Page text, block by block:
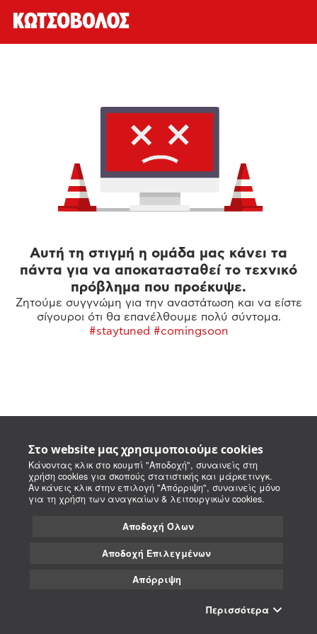
Στο website μας χρησιμοποιούμε cookies
Κάνοντας κλικ στο κουμπί "Αποδοχή", συναινείς στη
χρήση cookies για σκοπούς στατιστικής και μάρκετινγκ.
Αν κάνεις κλικ στην επιλογή "Απόρριψη", συναινείς μόνο
για τη χρήση των αναγκαίων & λειτουργικών cookies.
Αποδοχή Όλων
Αποδοχή Επιλεγμένων
Απόρριψη
Περισσότερα
Αυτή τη στιγμή η ομάδα μας κάνει τα
πάντα για να αποκατασταθεί το τεχνικό
πρόβλημα που προέκυψε.
Ζητούμε συγγνώμη για την αναστάτωση και να είστε
σίγουροι ότι θα επανέλθουμε πολύ σύντομα.
#staytuned #comingsoon